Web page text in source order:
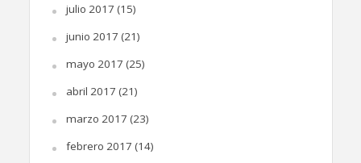
julio 2017 (15)
junio 2017 (21)
mayo 2017 (25)
abril 2017 (21)
marzo 2017 (23)
febrero 2017 (14)